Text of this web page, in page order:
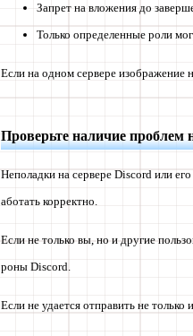
Запрет на вложения до
Только определенные роли
Если на одном сервере изображение
Проверьте наличие проблем
Неполадки на сервере Discord или
аботать корректно.
Если не только вы, но и другие
роны Discord.
Если не удается отправить не